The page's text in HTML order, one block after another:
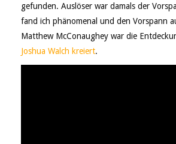
gefunden. Auslöser war damals der
fand ich phänomenal und den Vorspann
Matthew McConaughey war die
Joshua Walch kreiert.